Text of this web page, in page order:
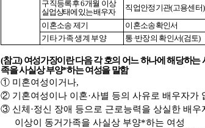
구직등록후6개월 이상
실업상태에 있는 배우자
직업안정기관(고용센터
이혼소송 제기
이혼소송확인서
기타 가족 생계 부양
통·반장의 확인서(검토)
(참고)여성가장이란 다음 각 호의 어느 하나에 해당하는
족을 사실상 부양*하는 여성을 말함
① 미혼여성이거나,
② 기혼여성이나 이혼·사별 등의 사유로 배우자가
③ 신체 ·정신 장애 등으로 근로능력을 상실한 배
이상이 동거가족을 사실상 부양*하는 여성